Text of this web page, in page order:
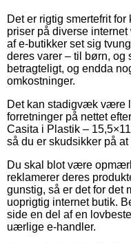
Det er rigtig smertefrit
priser på diverse
af e-butikker set sig
deres varer – til børn,
betragteligt, og endda
omkostninger.
Det kan stadigvæk være
forretninger på nettet
Casita i Plastik –
så du er skudsikker på
Du skal blot være
reklamerer deres
gunstig, så er det for det
uoprigtig internet butik.
side en del af en
uærlige e-handler.